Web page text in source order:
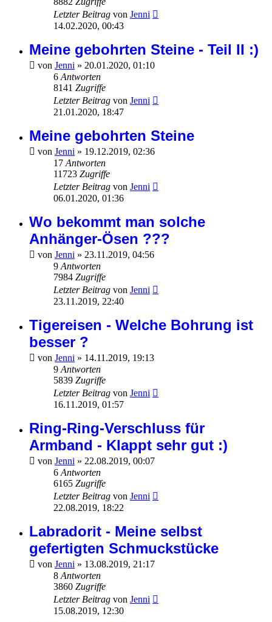
Letzter Beitrag von Jenni
14.02.2020, 00:43
Meine gebohrten Steine - Teil II :)
von Jenni » 20.01.2020, 01:10
6 Antworten
8141 Zugriffe
Letzter Beitrag von Jenni
21.01.2020, 18:47
Meine gebohrten Steine
von Jenni » 19.12.2019, 02:36
17 Antworten
11723 Zugriffe
Letzter Beitrag von Jenni
06.01.2020, 01:36
Wo bekommt man solche
Anhänger-Ösen ???
von Jenni » 23.11.2019, 04:56
9 Antworten
7984 Zugriffe
Letzter Beitrag von Jenni
23.11.2019, 22:40
Tigereisen - Welche Bohrung ist
besser ?
von Jenni » 14.11.2019, 19:13
9 Antworten
5839 Zugriffe
Letzter Beitrag von Jenni
16.11.2019, 01:57
Ring-Ring-Verschluss für
Armband - Klappt sehr gut :)
von Jenni » 22.08.2019, 00:07
6 Antworten
6165 Zugriffe
Letzter Beitrag von Jenni
22.08.2019, 18:22
Labradorit - Meine selbst
gefertigten Schmuckstücke
von Jenni » 13.08.2019, 21:17
8 Antworten
3860 Zugriffe
Letzter Beitrag von Jenni
15.08.2019, 12:30